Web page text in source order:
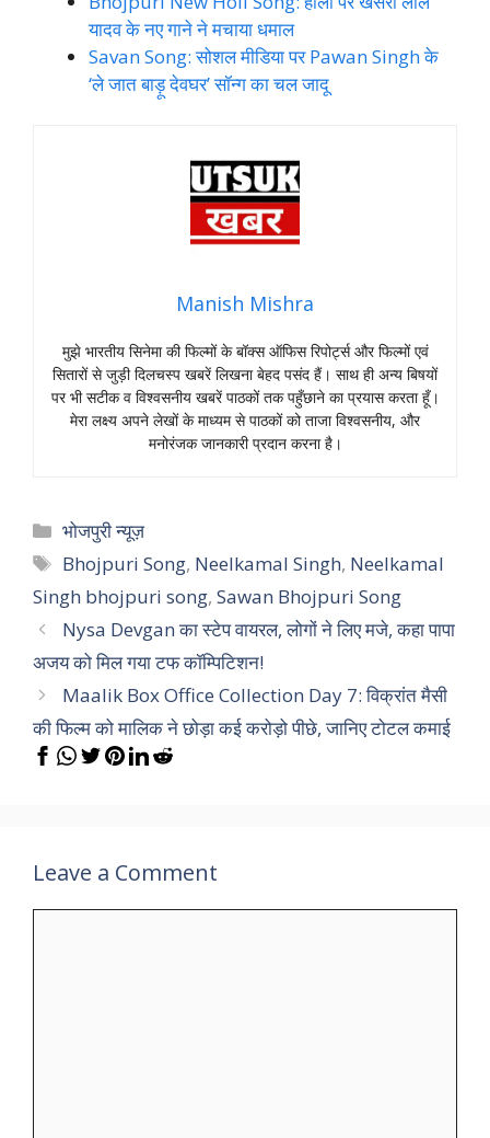
यादव के नए गाने ने मचाया धमाल
Savan Song: सोशल मीडिया पर Pawan Singh के
‘ले जात बाड़ू देवघर’ सॉन्ग का चल जादू
Manish Mishra
मुझे भारतीय सिनेमा की फिल्मों के बॉक्स ऑफिस रिपोर्ट्स और फिल्मों एवं
सितारों से जुड़ी दिलचस्प खबरें लिखना बेहद पसंद हैं। साथ ही अन्य बिषयों
पर भी सटीक व विश्वसनीय खबरें पाठकों तक पहुँछाने का प्रयास करता हूँ।
मेरा लक्ष्य अपने लेखों के माध्यम से पाठकों को ताजा विश्वसनीय, और
मनोरंजक जानकारी प्रदान करना है।
Categories
भोजपुरी न्यूज़
Tags
Bhojpuri Song, Neelkamal Singh, Neelkamal
Singh bhojpuri song, Sawan Bhojpuri Song
Nysa Devgan का स्टेप वायरल, लोगों ने लिए मजे, कहा पापा
अजय को मिल गया टफ कॉम्पिटिशन!
Maalik Box Office Collection Day 7: विक्रांत मैसी
की फिल्म को मालिक ने छोड़ा कई करोड़ो पीछे, जानिए टोटल कमाई
Leave a Comment